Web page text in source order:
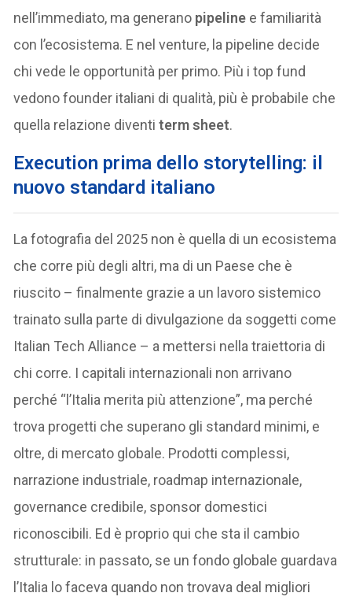
nell’immediato, ma generano pipeline e familiarità
con l’ecosistema. E nel venture, la pipeline decide
chi vede le opportunità per primo. Più i top fund
vedono founder italiani di qualità, più è probabile che
quella relazione diventiterm sheet.
Execution prima dello storytelling: il
nuovo standard italiano
La fotografia del 2025 non è quella di un ecosistema
che corre più degli altri, ma di un Paese che è
riuscito – finalmente grazie a un lavoro sistemico
trainato sulla parte di divulgazione da soggetti come
Italian Tech Alliance – a mettersi nella traiettoria di
chi corre. I capitali internazionali non arrivano
perché “l’Italia merita più attenzione”, ma perché
trova progetti che superano gli standard minimi, e
oltre, di mercato globale. Prodotti complessi,
narrazione industriale, roadmap internazionale,
governance credibile, sponsor domestici
riconoscibili. Ed è proprio qui che sta il cambio
strutturale: in passato, se un fondo globale guardava
l’Italia lo faceva quando non trovava deal migliori